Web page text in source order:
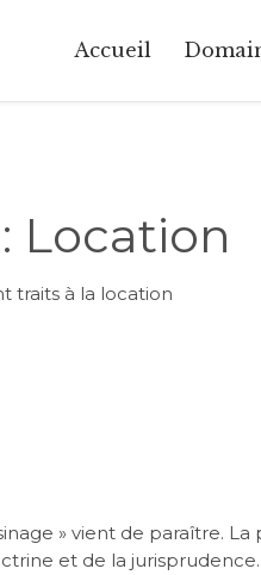
Accueil
Location
traits à la location
» vient de paraître.
et de la